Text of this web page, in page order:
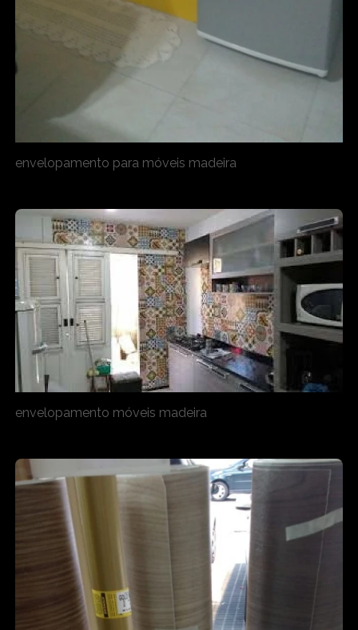
envelopamento para móveis madeira
envelopamento móveis madeira